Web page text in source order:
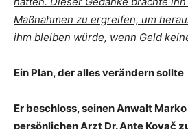
Maßnahmen zu ergreifen, um
ihm bleiben würde, wenn Geld
Ein Plan, der alles verändern sollte
Er beschloss, seinen Anwalt
persönlichen Arzt Dr. Ante Kovač